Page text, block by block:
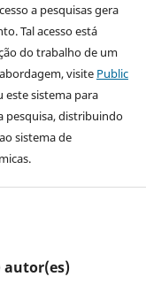
a pesquisas gera
Tal acesso está
do trabalho de um
visite Public
este sistema para
pesquisa, distribuindo
sistema de
autor(es)